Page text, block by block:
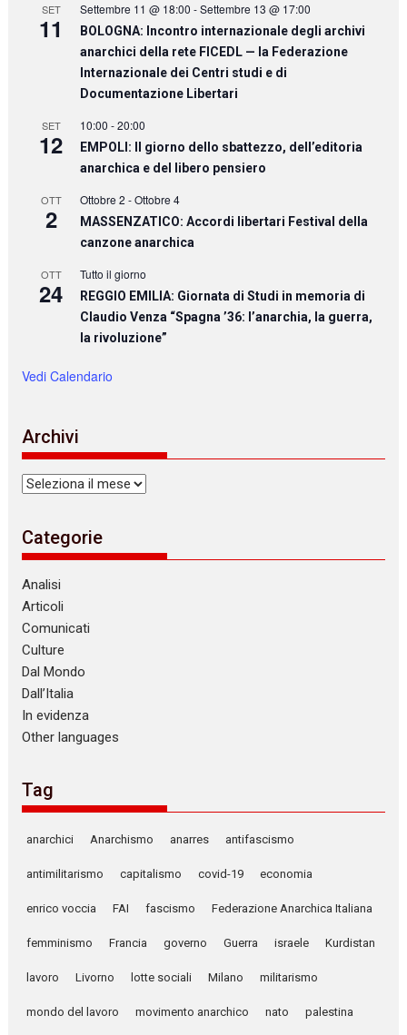
SET
11
Settembre 11 @ 18:00 -Settembre 13 @ 17:00
BOLOGNA: Incontro internazionale degli archivi
anarchici della rete FICEDL — la Federazione
Internazionale dei Centri studi e di
Documentazione Libertari
SET
12
10:00 -20:00
EMPOLI: Il giorno dello sbattezzo, dell’editoria
anarchica e del libero pensiero
OTT
2
Ottobre 2 -Ottobre 4
MASSENZATICO: Accordi libertari Festival della
canzone anarchica
OTT
24
Tutto il giorno
REGGIO EMILIA: Giornata di Studi in memoria di
Claudio Venza “Spagna ’36: l’anarchia, la guerra,
la rivoluzione”
Vedi Calendario
Archivi
Archivi
Categorie
Analisi
Articoli
Comunicati
Culture
Dal Mondo
Dall’Italia
In evidenza
Other languages
Tag
anarchici Anarchismo anarres antifascismo
antimilitarismo capitalismo covid-19 economia
enrico voccia FAI fascismo Federazione Anarchica Italiana
femminismo Francia governo Guerra israele Kurdistan
lavoro Livorno lotte sociali Milano militarismo
mondo del lavoro movimento anarchico nato palestina